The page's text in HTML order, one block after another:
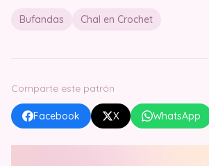
Bufandas Chal en Crochet
Comparte este patrón
Facebook X WhatsApp